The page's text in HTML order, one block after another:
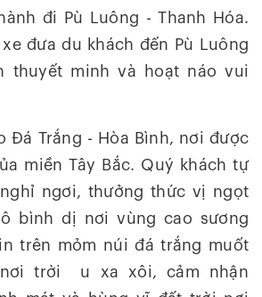
đi Pù Luông - Thanh Hóa.
đưa du khách đến Pù Luông
thuyết minh và hoạt náo vui
Đá Trắng - Hòa Bình, nơi được
miền Tây Bắc. Quý khách tự
ngơi, thưởng thức vị ngọt
bình dị nơi vùng cao sương
trên mỏm núi đá trắng muốt
trời u xa xôi, cảm nhận